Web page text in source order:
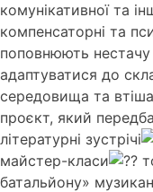
комунікативної та
компенсаторні та
поповнюють
адаптуватися до
середовища та
проєкт, який
літературні зустрічі
майстер-класи
батальйону»